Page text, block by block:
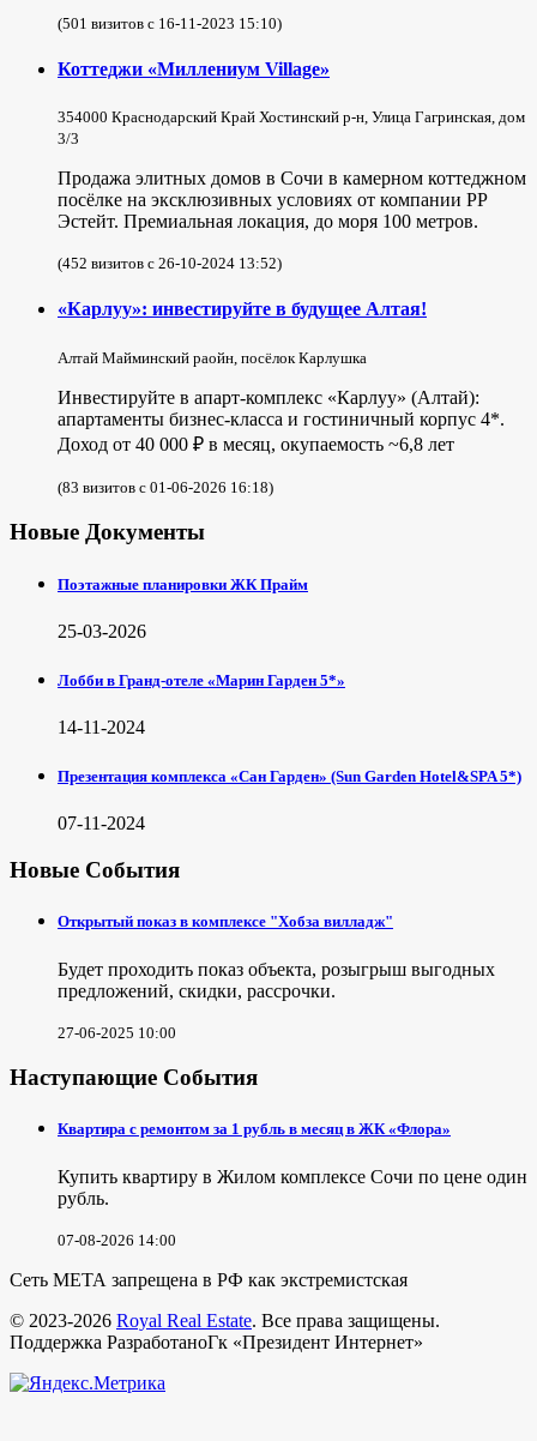
(501 визитов с 16-11-2023 15:10)
Коттеджи «Миллениум Village»
354000 Краснодарский Край Хостинский р-н, Улица Гагринская, дом
3/3
Продажа элитных домов в Сочи в камерном коттеджном
посёлке на эксклюзивных условиях от компании РР
Эстейт. Премиальная локация, до моря 100 метров.
(452 визитов с 26-10-2024 13:52)
«Карлуу»: инвестируйте в будущее Алтая!
Алтай Майминский раойн, посёлок Карлушка
Инвестируйте в апарт-комплекс «Карлуу» (Алтай):
апартаменты бизнес-класса и гостиничный корпус 4*.
Доход от 40 000 ₽ в месяц, окупаемость ~6,8 лет
(83 визитов с 01-06-2026 16:18)
Новые Документы
Поэтажные планировки ЖК Прайм
25-03-2026
Лобби в Гранд-отеле «Марин Гарден 5*»
14-11-2024
Презентация комплекса «Сан Гарден» (Sun Garden Hotel&SPA 5*)
07-11-2024
Новые События
Открытый показ в комплексе "Хобза вилладж"
Будет проходить показ объекта, розыгрыш выгодных
предложений, скидки, рассрочки.
27-06-2025 10:00
Наступающие События
Квартира с ремонтом за 1 рубль в месяц в ЖК «Флора»
Купить квартиру в Жилом комплексе Сочи по цене один
рубль.
07-08-2026 14:00
Сеть МЕТА запрещена в РФ как экстремистская
© 2023-2026 Royal Real Estate. Все права защищены.
Поддержка РазработаноГк «Президент Интернет»